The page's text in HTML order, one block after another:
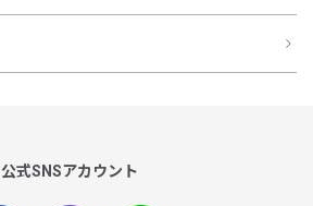
公式SNSアカウント